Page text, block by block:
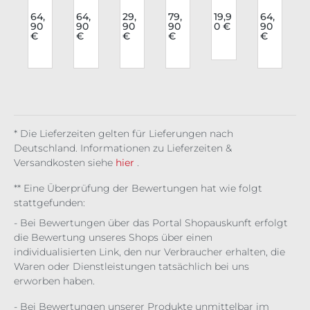
Klei
d
Gri
m
tch
64,
90
€
Kihi
list
Roc
k
ssa
64,
90
€
hio
n
Lon
eev
29,
90
€
Klei
d
Veil
Of
es
79,
90
€
hio
n
19,9
0 €
Blu
se
Mid
nig
Da
64,
90
€
* Die Lieferzeiten gelten für Lieferungen nach
Deutschland. Informationen zu Lieferzeiten &
Versandkosten siehe hier .
** Eine Überprüfung der Bewertungen hat wie folgt
stattgefunden:
- Bei Bewertungen über das Portal Shopauskunft erfolgt
die Bewertung unseres Shops über einen
individualisierten Link, den nur Verbraucher erhalten, die
Waren oder Dienstleistungen tatsächlich bei uns
erworben haben.
- Bei Bewertungen unserer Produkte unmittelbar im